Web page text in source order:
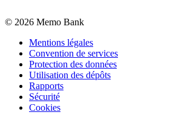
© 2026 Memo Bank
Mentions légales
Convention de services
Protection des données
Utilisation des dépôts
Rapports
Sécurité
Cookies